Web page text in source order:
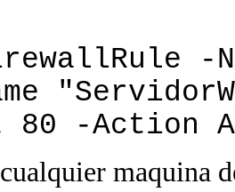
-
80 -Action
maquina